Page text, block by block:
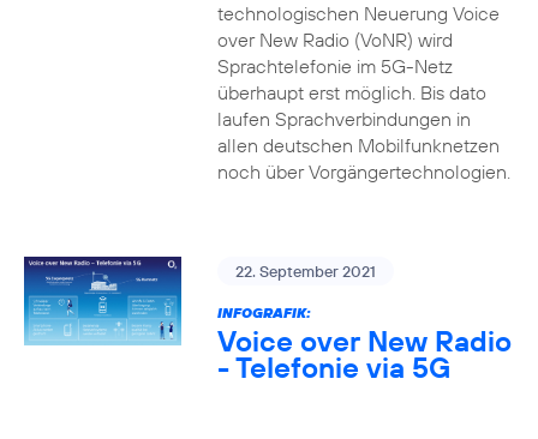
technologischen Neuerung Voice
over New Radio (VoNR) wird
Sprachtelefonie im 5G-Netz
überhaupt erst möglich. Bis dato
laufen Sprachverbindungen in
allen deutschen Mobilfunknetzen
noch über Vorgängertechnologien.
22. September 2021
INFOGRAFIK:
Voice over New Radio
- Telefonie via 5G